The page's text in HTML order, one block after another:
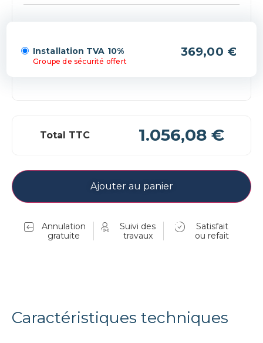
Installation TVA 10% (+369,00 €)
Groupe de sécurité offert
Total TTC 1.056,08 €
Ajouter au panier
Annulation
gratuite
Suivi des
travaux
Satisfait
ou refait
Caractéristiques techniques